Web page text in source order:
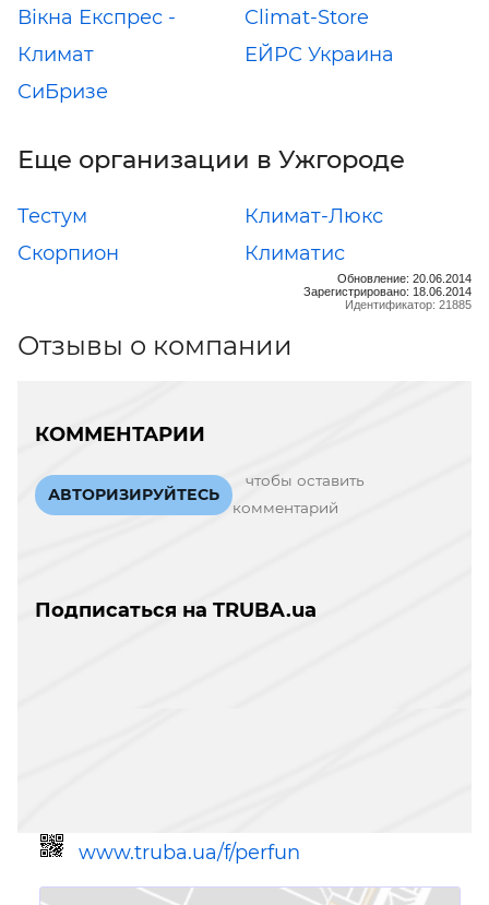
Вікна Експрес -
Климат
Climat-Store
ЕЙРС Украина
СиБризе
Еще организации в Ужгороде
Тестум
Климат-Люкс
Скорпион
Климатис
Обновление: 20.06.2014
Зарегистрировано: 18.06.2014
Идентификатор: 21885
Отзывы о компании
КОММЕНТАРИИ
АВТОРИЗИРУЙТЕСЬ
чтобы оставить
комментарий
Подписаться на TRUBA.ua
www.truba.ua/f/perfun